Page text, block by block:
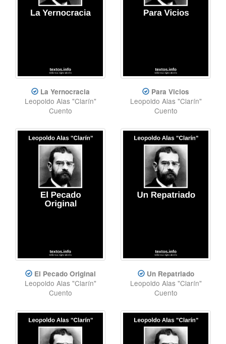
La Yernocracia
Leopoldo Alas "Clarín"
Cuento
Para Vicios
Leopoldo Alas "Clarín"
Cuento
El Pecado Original
Leopoldo Alas "Clarín"
Cuento
Un Repatriado
Leopoldo Alas "Clarín"
Cuento